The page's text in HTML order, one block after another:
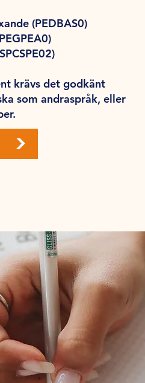
(PEDBAS0)
krävs det godkänt
som andraspråk, eller